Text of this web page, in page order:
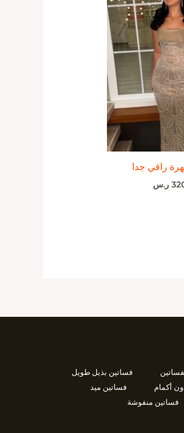
راقي جدا
ر.س
فساتين بذيل طويل
أكمام
فساتين ميد
فساتين منفوشة